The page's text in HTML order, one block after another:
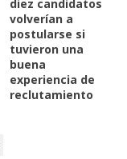
diez candidatos
volverían a
postularse si
tuvieron una
buena
experiencia de
reclutamiento